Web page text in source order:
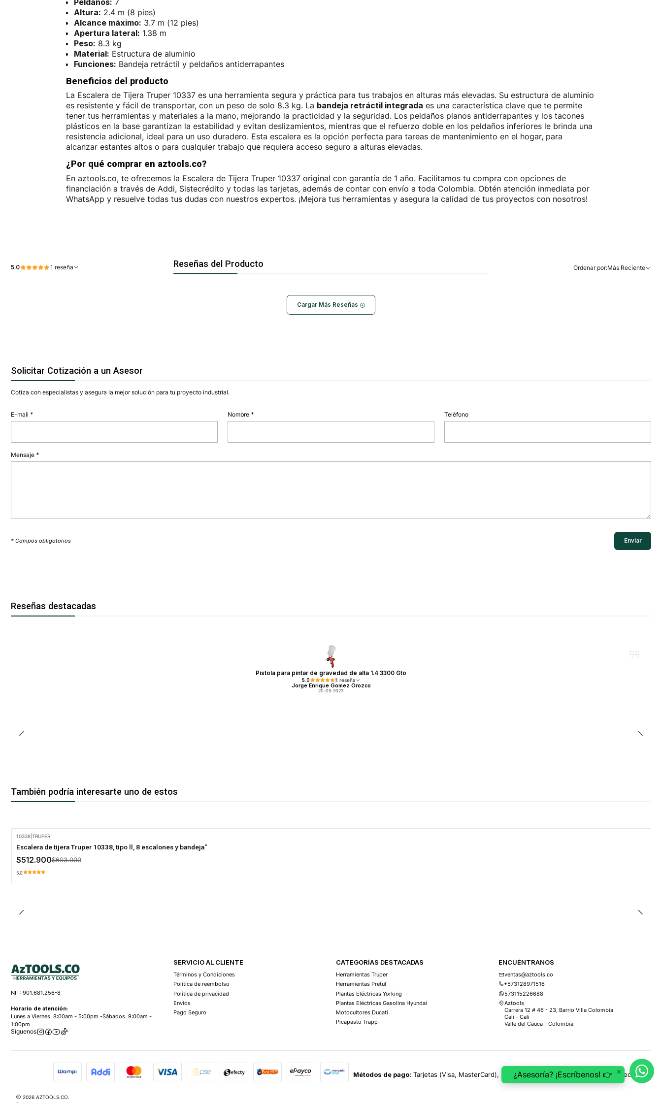
Altura: 2.4 m (8 pies)
Alcance máximo: 3.7 m (12 pies)
Apertura lateral: 1.38 m
Peso: 8.3 kg
Material: Estructura de aluminio
Funciones: Bandeja retráctil y peldaños antiderrapantes
Beneficios del producto
La Escalera de Tijera Truper 10337 es una herramienta segura y práctica para tus trabajos en alturas más elevadas. Su estructura de aluminio
es resistente y fácil de transportar, con un peso de solo 8.3 kg. La bandeja retráctil integrada es una característica clave que te permite
tener tus herramientas y materiales a la mano, mejorando la practicidad y la seguridad. Los peldaños planos antiderrapantes y los tacones
plásticos en la base garantizan la estabilidad y evitan deslizamientos, mientras que el refuerzo doble en los peldaños inferiores le brinda una
resistencia adicional, ideal para un uso duradero. Esta escalera es la opción perfecta para tareas de mantenimiento en el hogar, para
alcanzar estantes altos o para cualquier trabajo que requiera acceso seguro a alturas elevadas.
¿Por qué comprar en aztools.co?
En aztools.co, te ofrecemos la Escalera de Tijera Truper 10337 original con garantía de 1 año. Facilitamos tu compra con opciones de
financiación a través de Addi, Sistecrédito y todas las tarjetas, además de contar con envío a toda Colombia. Obtén atención inmediata por
WhatsApp y resuelve todas tus dudas con nuestros expertos. ¡Mejora tus herramientas y asegura la calidad de tus proyectos con nosotros!
Reseñas del Producto
5.0 1 reseña Ordenar por:Más Reciente
Cargar Más Reseñas
Solicitar Cotización a un Asesor
Cotiza con especialistas y asegura la mejor solución para tu proyecto industrial.
E-mail * Nombre * Teléfono
Mensaje *
* Campos obligatorios
Reseñas destacadas
Pistola para pintar de gravedad de alta 1.4 3300 Gto
5.0 1 reseña
Jorge Enrique Gomez Orozco
20-05-2023
También podría interesarte uno de estos
10338| TRUPER
Escalera de tijera Truper 10338, tipo ll, 8 escalones y bandeja"
$512.900$603.000
5.0
NIT: 901.681.256-8
Horario de atención:
Lunes a Viernes: 8:00am - 5:00pm -Sábados: 9:00am -
1:00pm
Síguenos
SERVICIO AL CLIENTE
Términos y Condiciones
Politica de reembolso
Política de privacidad
Envíos
Pago Seguro
CATEGORÍAS DESTACADAS
Herramientas Truper
Herramientas Pretul
Plantas Eléctricas Yorking
Plantas Eléctricas Gasolina Hyundai
Motocultores Ducati
Picapasto Trapp
ENCUÉNTRANOS
ventas@aztools.co
+573128971516
573115226688
Aztools
Carrera 12 # 46 - 23, Barrio Villa Colombia
Cali - Cali
Valle del Cauca - Colombia
Métodos de pago: Tarjetas (Visa, MasterCard), PSE, ePayco, Mercado Pago, Addi y Sistecrédito.
2026 AZTOOLS.CO.
¿Asesoría? ¡Escríbenos! 👉